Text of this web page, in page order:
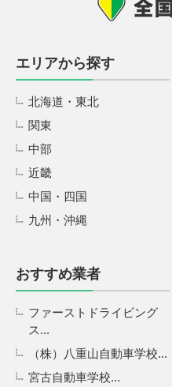
エリアから探す
北海道・東北
関東
中部
近畿
中国・四国
九州・沖縄
おすすめ業者
ファーストドライビング
ス...
（株）八重山自動車学校...
宮古自動車学校...